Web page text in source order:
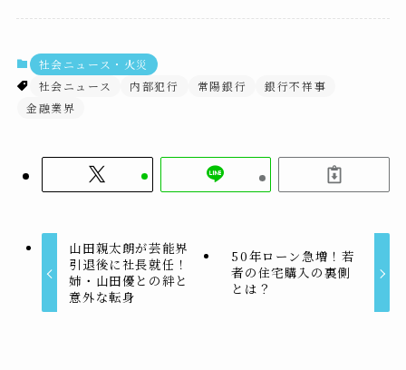
社会ニュース・火災
社会ニュース
内部犯行 常陽銀行
銀行不祥事
金融業界
山田親太朗が芸能界
引退後に社長就任！
姉・山田優との絆と
意外な転身
50年ローン急増！若
者の住宅購入の裏側
とは？